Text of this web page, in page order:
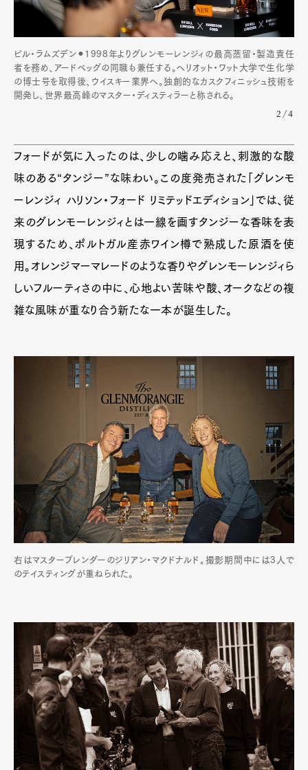
ビル・ラムズデン⚫︎1998年よりグレンモーレンジィの最高蒸留・製造責任
者を務め、アードベッグの同職も兼任する。ヘリオット・ワット大学で生化学
の博士号を取得後、ウイスキー業界へ。独創的なカスクフィニッシュ技術を
開発し、世界最高峰のマスター・ディスティラーと称される。
2/4
フォードが気に入ったのは、少しの噛み応えと、刺激的な酸
味のある“タンジー”な味わい。この度発売された「グレンモ
ーレンジィ ハリソン・フォード リミテッドエディション」では、従
来のグレンモーレンジィとは一線を画すタンジーな香味を表
現するため、ポルトガル産赤ワイン樽で熟成した原酒を使
用。オレンジマーマレードのような香りやグレンモーレンジィら
しいフルーティさの中に、心地よい苦味や酸、オークなどの複
雑な風味が重なり合う新たな一本が誕生した。
右はマスターブレンダーのジリアン・マクドナルド。撮影期間中には3人で
のテイスティングが重ねられた。